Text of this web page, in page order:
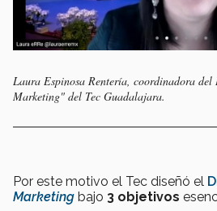
Laura Espinosa Rentería, coordinadora
Marketing" del Tec Guadalajara.
Por este motivo el Tec diseñó el
Marketing bajo 3 objetivos